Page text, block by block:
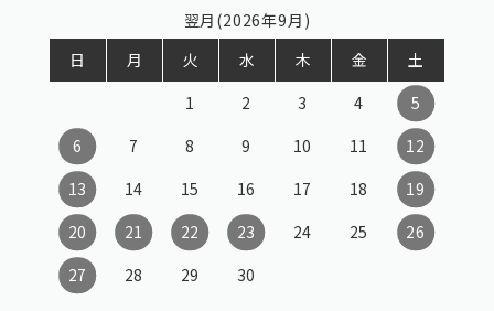
翌月(2026年9月)
日
月 火 水 木 金
土
1
2 3 4
5
6
7 8 9 10 11
12
13
14 15 16 17 18
19
20
21 22 23 24 25
26
27
28 29 30